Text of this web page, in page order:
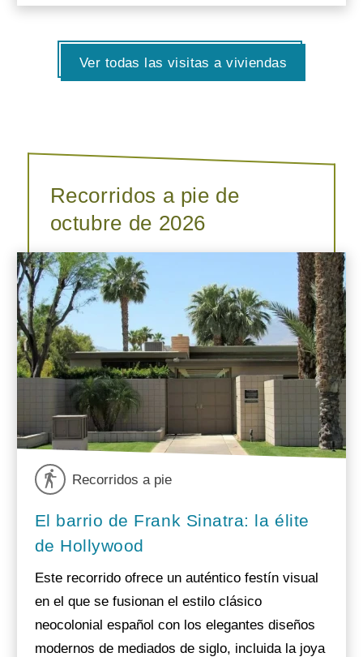
Ver todas las visitas a viviendas
Recorridos a pie de
octubre de 2026
Recorridos a pie
El barrio de Frank Sinatra: la élite
de Hollywood
Este recorrido ofrece un auténtico festín visual
en el que se fusionan el estilo clásico
neocolonial español con los elegantes diseños
modernos de mediados de siglo, incluida la joya